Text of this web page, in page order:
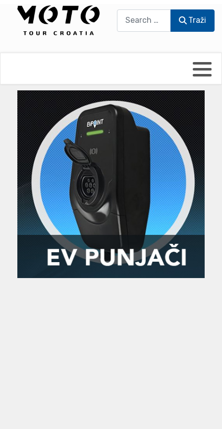
Traži
UmPaDrum
Moto servisi
Impressum
Damir Žerić - ELPASSO
Dario Dinter - Moto TOZ
Igor Kreč - UmPaDrum
Igor Kukec Brmbi
Slaven Gajdek
MTC - Moto Tour Croatia
Moto putopisi
Vikend vožnje
Zanimljivost
Najave i noviteti